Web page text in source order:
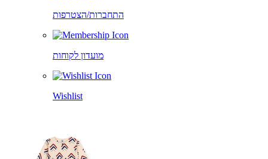
התחברות/הצטרפות
מועדון לקוחות
Wishlist